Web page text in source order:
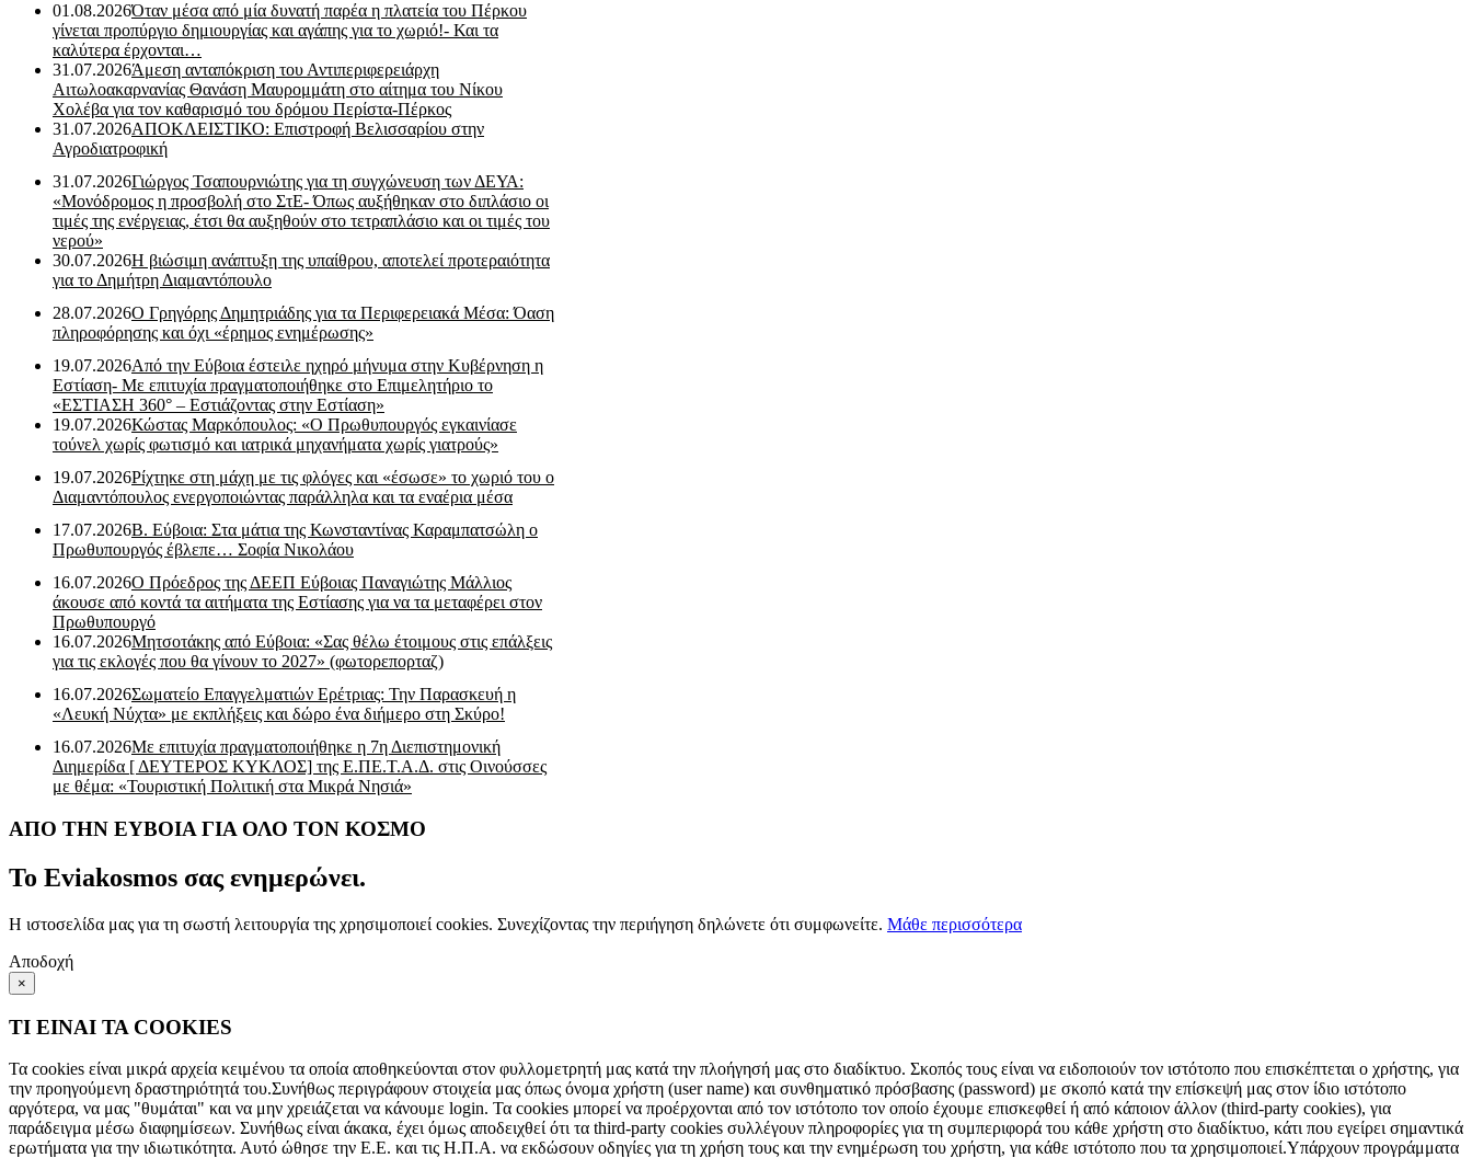
01.08.2026Όταν μέσα από μία δυνατή παρέα η πλατεία του Πέρκου
γίνεται προπύργιο δημιουργίας και αγάπης για το χωριό!- Και τα
καλύτερα έρχονται…
31.07.2026Άμεση ανταπόκριση του Αντιπεριφερειάρχη
Αιτωλοακαρνανίας Θανάση Μαυρομμάτη στο αίτημα του Νίκου
Χολέβα για τον καθαρισμό του δρόμου Περίστα-Πέρκος
31.07.2026ΑΠΟΚΛΕΙΣΤΙΚΟ: Επιστροφή Βελισσαρίου στην
Αγροδιατροφική
31.07.2026Γιώργος Τσαπουρνιώτης για τη συγχώνευση των ΔΕΥΑ:
«Μονόδρομος η προσβολή στο ΣτΕ- Όπως αυξήθηκαν στο διπλάσιο οι
τιμές της ενέργειας, έτσι θα αυξηθούν στο τετραπλάσιο και οι τιμές του
νερού»
30.07.2026Η βιώσιμη ανάπτυξη της υπαίθρου, αποτελεί προτεραιότητα
για το Δημήτρη Διαμαντόπουλο
28.07.2026Ο Γρηγόρης Δημητριάδης για τα Περιφερειακά Μέσα: Όαση
πληροφόρησης και όχι «έρημος ενημέρωσης»
19.07.2026Από την Εύβοια έστειλε ηχηρό μήνυμα στην Κυβέρνηση η
Εστίαση- Με επιτυχία πραγματοποιήθηκε στο Επιμελητήριο το
«ΕΣΤΙΑΣΗ 360° – Εστιάζοντας στην Εστίαση»
19.07.2026Κώστας Μαρκόπουλος: «Ο Πρωθυπουργός εγκαινίασε
τούνελ χωρίς φωτισμό και ιατρικά μηχανήματα χωρίς γιατρούς»
19.07.2026Ρίχτηκε στη μάχη με τις φλόγες και «έσωσε» το χωριό του ο
Διαμαντόπουλος ενεργοποιώντας παράλληλα και τα εναέρια μέσα
17.07.2026Β. Εύβοια: Στα μάτια της Κωνσταντίνας Καραμπατσώλη ο
Πρωθυπουργός έβλεπε… Σοφία Νικολάου
16.07.2026Ο Πρόεδρος της ΔΕΕΠ Εύβοιας Παναγιώτης Μάλλιος
άκουσε από κοντά τα αιτήματα της Εστίασης για να τα μεταφέρει στον
Πρωθυπουργό
16.07.2026Μητσοτάκης από Εύβοια: «Σας θέλω έτοιμους στις επάλξεις
για τις εκλογές που θα γίνουν το 2027» (φωτορεπορταζ)
16.07.2026Σωματείο Επαγγελματιών Ερέτριας: Την Παρασκευή η
«Λευκή Νύχτα» με εκπλήξεις και δώρο ένα διήμερο στη Σκύρο!
16.07.2026Με επιτυχία πραγματοποιήθηκε η 7η Διεπιστημονική
Διημερίδα [ ΔEYΤΕΡΟΣ ΚΥΚΛΟΣ] της Ε.ΠΕ.Τ.Α.Δ. στις Οινούσσες
με θέμα: «Τουριστική Πολιτική στα Μικρά Νησιά»
ΑΠΟ ΤΗΝ ΕΥΒΟΙΑ ΓΙΑ ΟΛΟ ΤΟΝ ΚΟΣΜΟ
Το Eviakosmos σας ενημερώνει.
Η ιστοσελίδα μας για τη σωστή λειτουργία της χρησιμοποιεί cookies. Συνεχίζοντας την περιήγηση δηλώνετε ότι συμφωνείτε. Μάθε περισσότερα
Αποδοχή
×
ΤΙ ΕΙΝΑΙ ΤΑ COOKIES
Τα cookies είναι μικρά αρχεία κειμένου τα οποία αποθηκεύονται στον φυλλομετρητή μας κατά την πλοήγησή μας στο διαδίκτυο. Σκοπός τους είναι να ειδοποιούν τον ιστότοπο που επισκέπτεται ο χρήστης, για
την προηγούμενη δραστηριότητά του.Συνήθως περιγράφουν στοιχεία μας όπως όνομα χρήστη (user name) και συνθηματικό πρόσβασης (password) με σκοπό κατά την επίσκεψή μας στον ίδιο ιστότοπο
αργότερα, να μας "θυμάται" και να μην χρειάζεται να κάνουμε login. Τα cookies μπορεί να προέρχονται από τον ιστότοπο τον οποίο έχουμε επισκεφθεί ή από κάποιον άλλον (third-party cookies), για
παράδειγμα μέσω διαφημίσεων. Συνήθως είναι άκακα, έχει όμως αποδειχθεί ότι τα third-party cookies συλλέγουν πληροφορίες για τη συμπεριφορά του κάθε χρήστη στο διαδίκτυο, κάτι που εγείρει σημαντικά
ερωτήματα για την ιδιωτικότητα. Αυτό ώθησε την Ε.Ε. και τις Η.Π.Α. να εκδώσουν οδηγίες για τη χρήση τους και την ενημέρωση του χρήστη, για κάθε ιστότοπο που τα χρησιμοποιεί.Υπάρχουν προγράμματα